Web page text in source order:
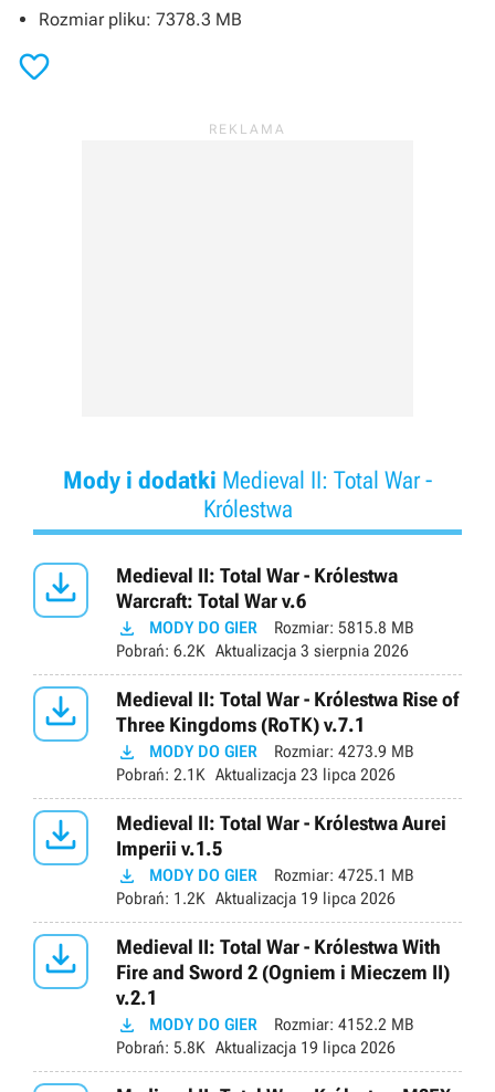
Rozmiar pliku: 7378.3 MB

Mody i dodatki Medieval II: Total War -
Królestwa

Medieval II: Total War - Królestwa
Warcraft: Total War v.6
 MODY DO GIER Rozmiar: 5815.8 MB
Pobrań: 6.2K Aktualizacja 3 sierpnia 2026

Medieval II: Total War - Królestwa Rise of
Three Kingdoms (RoTK) v.7.1
 MODY DO GIER Rozmiar: 4273.9 MB
Pobrań: 2.1K Aktualizacja 23 lipca 2026

Medieval II: Total War - Królestwa Aurei
Imperii v.1.5
 MODY DO GIER Rozmiar: 4725.1 MB
Pobrań: 1.2K Aktualizacja 19 lipca 2026

Medieval II: Total War - Królestwa With
Fire and Sword 2 (Ogniem i Mieczem II)
v.2.1
 MODY DO GIER Rozmiar: 4152.2 MB
Pobrań: 5.8K Aktualizacja 19 lipca 2026